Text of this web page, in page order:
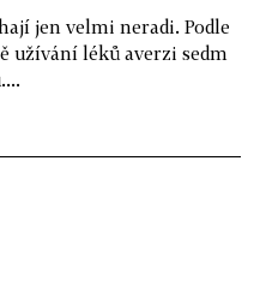
jen velmi neradi. Podle
užívání léků averzi sedm